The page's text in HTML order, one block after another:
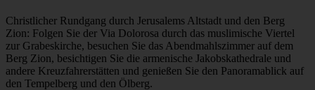
Christlicher Rundgang durch Jerusalems Altstadt und den Berg
Zion: Folgen Sie der Via Dolorosa durch das muslimische Viertel
zur Grabeskirche, besuchen Sie das Abendmahlszimmer auf dem
Berg Zion, besichtigen Sie die armenische Jakobskathedrale und
andere Kreuzfahrerstätten und genießen Sie den Panoramablick auf
den Tempelberg und den Ölberg.